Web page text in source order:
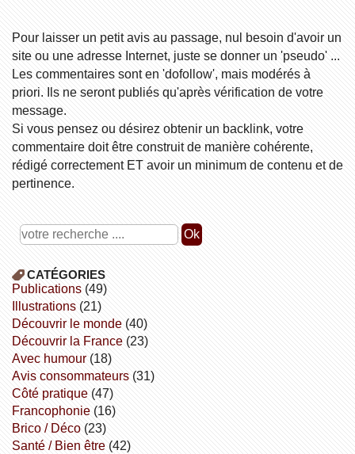
Pour laisser un petit avis au passage, nul besoin d'avoir un
site ou une adresse Internet, juste se donner un 'pseudo' ...
Les commentaires sont en 'dofollow', mais modérés à
priori. Ils ne seront publiés qu'après vérification de votre
message.
Si vous pensez ou désirez obtenir un backlink, votre
commentaire doit être construit de manière cohérente,
rédigé correctement ET avoir un minimum de contenu et de
pertinence.
CATÉGORIES
publications(49)
illustrations(21)
découvrir le monde(40)
découvrir la France(23)
avec humour(18)
avis consommateurs(31)
côté pratique(47)
Francophonie(16)
Brico / Déco(23)
Santé / Bien être(42)